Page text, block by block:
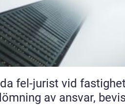
fel-jurist vid
av ansvar,